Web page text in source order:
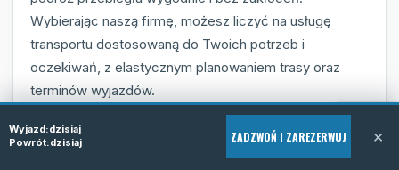
Wybierając naszą firmę, możesz liczyć na usługę
transportu dostosowaną do Twoich potrzeb i
oczekiwań, z elastycznym planowaniem trasy oraz
terminów wyjazdów.
Nasze wieloletnie doświadczenie i pozytywne
rekomendacje klientów to dowód na to, że Tomiline to
Wyjazd:dzisiaj
Powrót:dzisiaj ZADZWOŃ I ZAREZERWUJ ×